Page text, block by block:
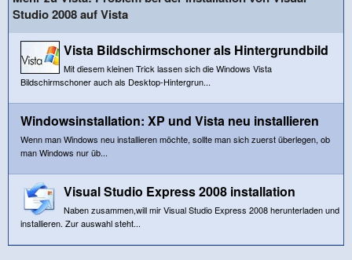
Studio 2008 auf Vista
Vista Bildschirmschoner als Hintergrundbild
Mit diesem kleinen Trick lassen sich die Windows Vista
Bildschirmschoner auch als Desktop-Hintergrun...
Windowsinstallation: XP und Vista neu installieren
Wenn man Windows neu installieren möchte, sollte man sich zuerst überlegen, ob
man Windows nur üb...
Visual Studio Express 2008 installation
Naben zusammen,will mir Visual Studio Express 2008 herunterladen und
installieren. Zur auswahl steht...